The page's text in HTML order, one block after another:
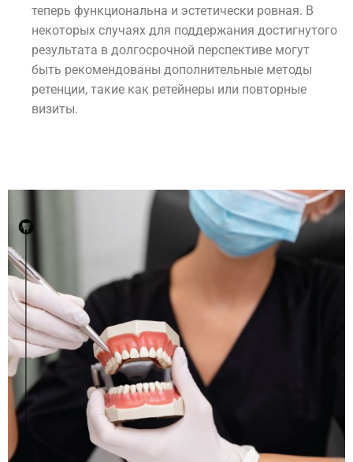
теперь функциональна и эстетически ровная. В
некоторых случаях для поддержания достигнутого
результата в долгосрочной перспективе могут
быть рекомендованы дополнительные методы
ретенции, такие как ретейнеры или повторные
визиты.